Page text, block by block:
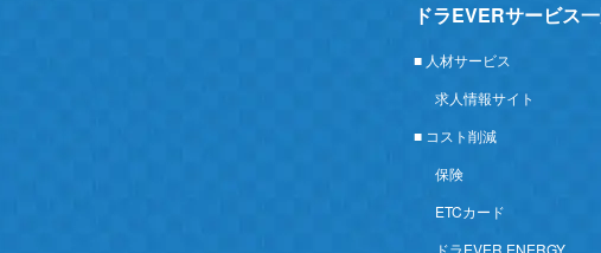
ドラEVERサービス
■ 人材サービス
求人情報サイト
■ コスト削減
保険
ETCカード